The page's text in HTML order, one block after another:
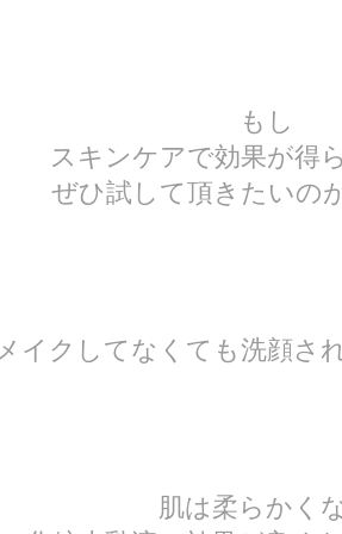
もし
スキンケアで効果が得
ぜひ試して頂きたいの
イクしてなくても洗顔さ
肌は柔らかく